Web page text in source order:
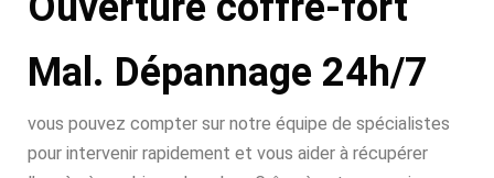
Mal. Dépannage 24h/7
vous pouvez compter sur notre équipe de spécialistes
pour intervenir rapidement et vous aider à récupérer